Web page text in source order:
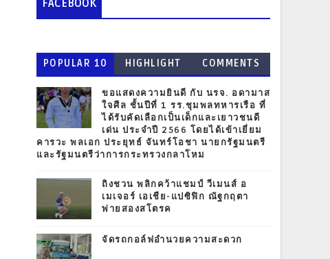
FACEBOOK
POPULAR 10 HIGHLIGHT COMMENTS
ขอแสดงความยินดี กับ นรจ. อดามาส
ใจศีล ชั้นปีที่ 1 รร.ชุมพลทหารเรือ ที่
ได้รับคัดเลือกเป็นเด็กและเยาวชนดี
เด่น ประจำปี 2566 โดยได้เข้าเยี่ยม
คารวะ พลเอก ประยุทธ์ จันทร์โอชา นายกรัฐมนตรี
และรัฐมนตรีว่าการกระทรวงกลาโหม
ถิงชวน พลิกคว้าแชมป์ วีเมนส์ อ
เมเจอร์ เอเชีย-แปซิฟิก ณัฐกฤตา
พ่ายสองสโตรค
จัดรถกอล์ฟอำนวยความสะดวก